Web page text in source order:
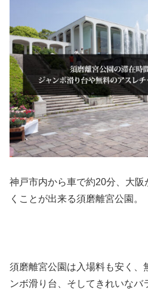
神戸市内から車で約20分、大
くことが出来る須磨離宮公園。
須磨離宮公園は入場料も安く、
ンボ滑り台、そしてきれいなバ